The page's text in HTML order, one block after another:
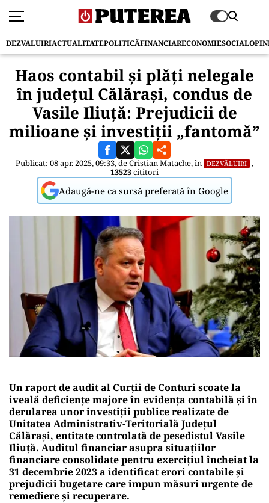
DEZVALUIRIACTUALITATEPOLITICĂFINANCIARECONOMIESOCIAL
Haos contabil și plăți nelegale
în județul Călărași, condus de
Vasile Iliuță: Prejudicii de
milioane și investiții „fantomă”
Publicat: 08 apr. 2025, 09:33, deCristian Matache, în DEZVĂLUIRI ,
13523cititori
Adaugă-ne ca sursă preferată în Google
Un raport de audit al Curții de Conturi scoate la
iveală deficiențe majore în evidența contabilă și în
derularea unor investiții publice realizate de
Unitatea Administrativ-Teritorială Județul
Călărași, entitate controlată de pesedistul Vasile
Iliuță. Auditul financiar asupra situațiilor
financiare consolidate pentru exercițiul încheiat la
31 decembrie 2023 a identificat erori contabile și
prejudicii bugetare care impun măsuri urgente de
remediere și recuperare.